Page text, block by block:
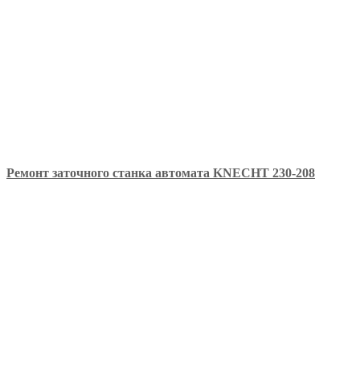
Ремонт заточного станка автомата KNECHT 230-208